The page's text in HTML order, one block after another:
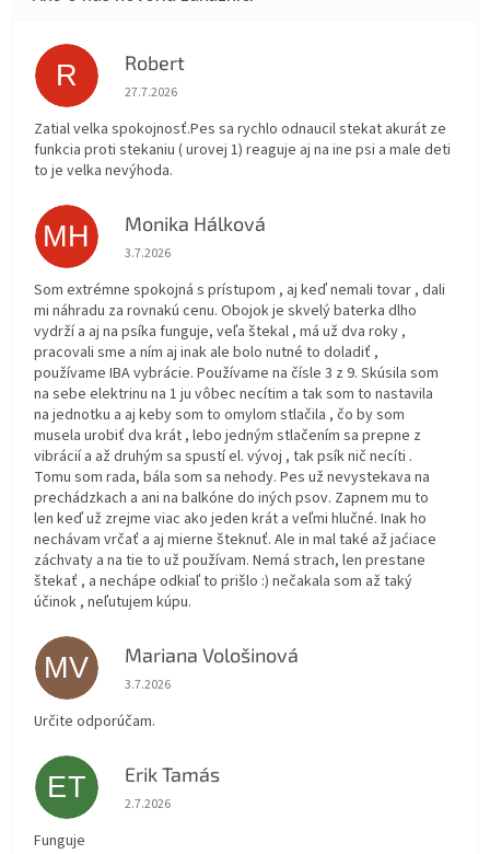
R Robert
Hodnotenie obchodu je 5 z 5 hviezdičiek.
27.7.2026
Zatial velka spokojnosť.Pes sa rychlo odnaucil stekat akurát ze
funkcia proti stekaniu ( urovej 1) reaguje aj na ine psi a male deti
to je velka nevýhoda.
MH Monika Hálková
Hodnotenie obchodu je 5 z 5 hviezdičiek.
3.7.2026
Som extrémne spokojná s prístupom , aj keď nemali tovar , dali
mi náhradu za rovnakú cenu. Obojok je skvelý baterka dlho
vydrží a aj na psíka funguje, veľa štekal , má už dva roky ,
pracovali sme a ním aj inak ale bolo nutné to doladiť ,
používame IBA vybrácie. Používame na čísle 3 z 9. Skúsila som
na sebe elektrinu na 1 ju vôbec necítim a tak som to nastavila
na jednotku a aj keby som to omylom stlačila , čo by som
musela urobiť dva krát , lebo jedným stlačením sa prepne z
vibrácií a až druhým sa spustí el. vývoj , tak psík nič necíti .
Tomu som rada, bála som sa nehody. Pes už nevystekava na
prechádzkach a ani na balkóne do iných psov. Zapnem mu to
len keď už zrejme viac ako jeden krát a veľmi hlučné. Inak ho
nechávam vrčať a aj mierne šteknuť. Ale in mal také až jaćiace
záchvaty a na tie to už používam. Nemá strach, len prestane
štekať , a nechápe odkiaľ to prišlo :) nečakala som až taký
účinok , neľutujem kúpu.
MV Mariana Vološinová
Hodnotenie obchodu je 5 z 5 hviezdičiek.
3.7.2026
Určite odporúčam.
ET Erik Tamás
Hodnotenie obchodu je 5 z 5 hviezdičiek.
2.7.2026
Funguje